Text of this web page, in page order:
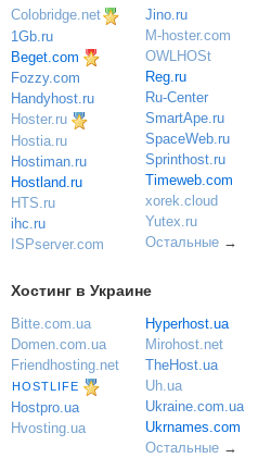
Colobridge.net
1Gb.ru
Beget.com
Fozzy.com
Handyhost.ru
Hoster.ru
Hostia.ru
Hostiman.ru
Hostland.ru
HTS.ru
ihc.ru
ISPserver.com
Jino.ru
M-hoster.com
OWLHOSt
Reg.ru
Ru-Center
SmartApe.ru
SpaceWeb.ru
Sprinthost.ru
Timeweb.com
xorek.cloud
Yutex.ru
Остальные→
Хостинг в Украине
Bitte.com.ua
Domen.com.ua
Friendhosting.net
HOSTLIFE
Hostpro.ua
Hvosting.ua
Hyperhost.ua
Mirohost.net
TheHost.ua
Uh.ua
Ukraine.com.ua
Ukrnames.com
Остальные→